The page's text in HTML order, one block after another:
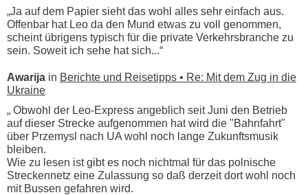
„Ja auf dem Papier sieht das wohl alles sehr einfach aus.
Offenbar hat Leo da den Mund etwas zu voll genommen,
scheint übrigens typisch für die private Verkehrsbranche zu
sein. Soweit ich sehe hat sich...“
Awarija in Berichte und Reisetipps • Re: Mit dem Zug in die
Ukraine
„ Obwohl der Leo-Express angeblich seit Juni den Betrieb
auf dieser Strecke aufgenommen hat wird die "Bahnfahrt"
über Przemysl nach UA wohl noch lange Zukunftsmusik
bleiben.
Wie zu lesen ist gibt es noch nichtmal für das polnische
Streckennetz eine Zulassung so daß derzeit dort wohl noch
mit Bussen gefahren wird.